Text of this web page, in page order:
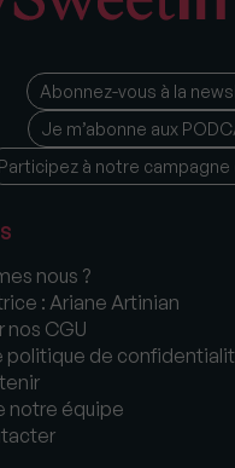
Abonnez-vous à la
Je m’abonne aux
Participez à notre
nous ?
: Ariane Artinian
nos CGU
politique de
notre équipe